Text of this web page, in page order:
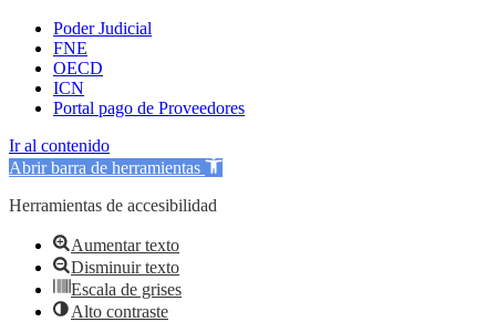
Poder Judicial
FNE
OECD
ICN
Portal pago de Proveedores
Ir al contenido
Abrir barra de herramientas
Herramientas de accesibilidad
Aumentar texto
Disminuir texto
Escala de grises
Alto contraste